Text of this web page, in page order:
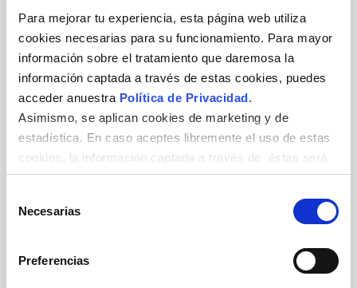
Para mejorar tu experiencia, esta página web utiliza
cookies necesarias para su funcionamiento. Para mayor
información sobre el tratamiento que daremosa la
información captada a través de estas cookies, puedes
acceder anuestra Política de Privacidad.
Asimismo, se aplican cookies de marketing y de
estadística. En caso aceptes libremente el uso de estas
cookies, la información captada a través de éstas será
tratada en los términos expresados en laCláusula de
. No es obligatorio aceptar
el uso de estas cookies.
Necesarias
Preferencias
Pacífico
Certificados